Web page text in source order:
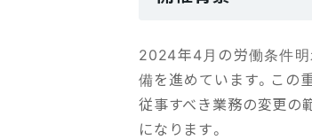
2024年4月の労働条件明
備を進めています。この
従事すべき業務の変更の
になります。